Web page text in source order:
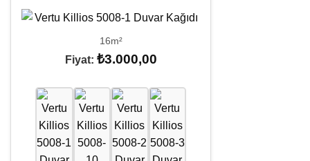
16m²
Fiyat: ₺3.000,00